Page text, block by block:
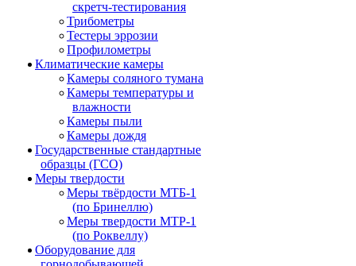
скретч-тестирования
Трибометры
Тестеры эррозии
Профилометры
Климатические камеры
Камеры соляного тумана
Камеры температуры и
влажности
Камеры пыли
Камеры дождя
Государственные стандартные
образцы (ГСО)
Меры твердости
Меры твёрдости МТБ-1
(по Бринеллю)
Меры твердости МТР-1
(по Роквеллу)
Оборудование для